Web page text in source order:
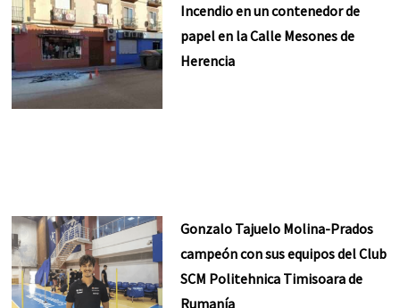
Incendio en un contenedor de
papel en la Calle Mesones de
Herencia
Gonzalo Tajuelo Molina-Prados
campeón con sus equipos del Club
SCM Politehnica Timisoara de
Rumanía